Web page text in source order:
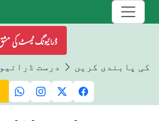
ڈرائیونگ ٹیسٹ کی
کی پابندی کریں درست